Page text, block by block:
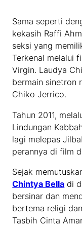
Sama seperti
kekasih Raffi
seksi yang
Terkenal melalui
Virgin. Laudya
bermain sinetron
Chiko Jerrico.
Tahun 2011,
Lindungan
lagi melepas
perannya di film
Sejak
Chintya Bella di
bersinar dan
bertema religi
Tasbih Cinta